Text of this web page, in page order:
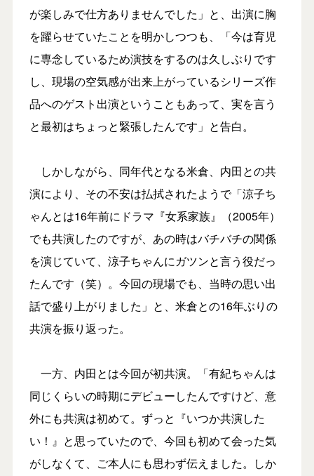
が楽しみで仕方ありませんでした」と、出演に胸
を躍らせていたことを明かしつつも、「今は育児
に専念しているため演技をするのは久しぶりです
し、現場の空気感が出来上がっているシリーズ作
品へのゲスト出演ということもあって、実を言う
と最初はちょっと緊張したんです」と告白。
しかしながら、同年代となる米倉、内田との共
演により、その不安は払拭されたようで「涼子ち
ゃんとは16年前にドラマ『女系家族』（2005年）
でも共演したのですが、あの時はバチバチの関係
を演じていて、涼子ちゃんにガツンと言う役だっ
たんです（笑）。今回の現場でも、当時の思い出
話で盛り上がりました」と、米倉との16年ぶりの
共演を振り返った。
一方、内田とは今回が初共演。「有紀ちゃんは
同じくらいの時期にデビューしたんですけど、意
外にも共演は初めて。ずっと『いつか共演した
い！』と思っていたので、今回も初めて会った気
がしなくて、ご本人にも思わず伝えました。しか